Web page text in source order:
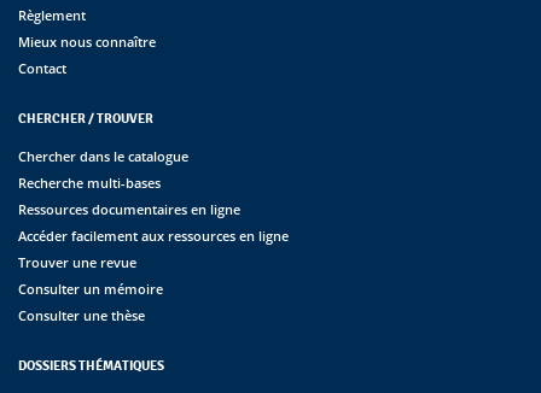
Règlement
Mieux nous connaître
Contact
CHERCHER / TROUVER
Chercher dans le catalogue
Recherche multi-bases
Ressources documentaires en ligne
Accéder facilement aux ressources en ligne
Trouver une revue
Consulter un mémoire
Consulter une thèse
DOSSIERS THÉMATIQUES